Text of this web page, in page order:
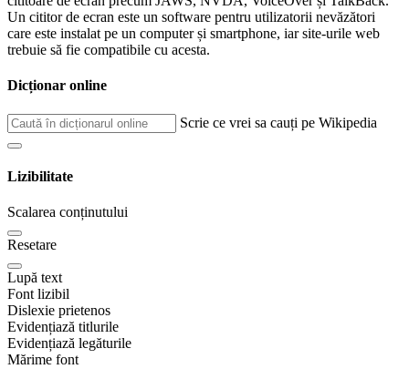
Un cititor de ecran este un software pentru utilizatorii nevăzători
care este instalat pe un computer și smartphone, iar site-urile web
trebuie să fie compatibile cu acesta.
Dicționar online
Scrie ce vrei sa cauți pe Wikipedia
Lizibilitate
Scalarea conținutului
Resetare
Lupă text
Font lizibil
Dislexie prietenos
Evidențiază titlurile
Evidențiază legăturile
Mărime font